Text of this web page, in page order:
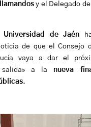
y el Delegado
Universidad de Jaén
de que el Consejo
vaya a dar el
salida» a la nueva
.